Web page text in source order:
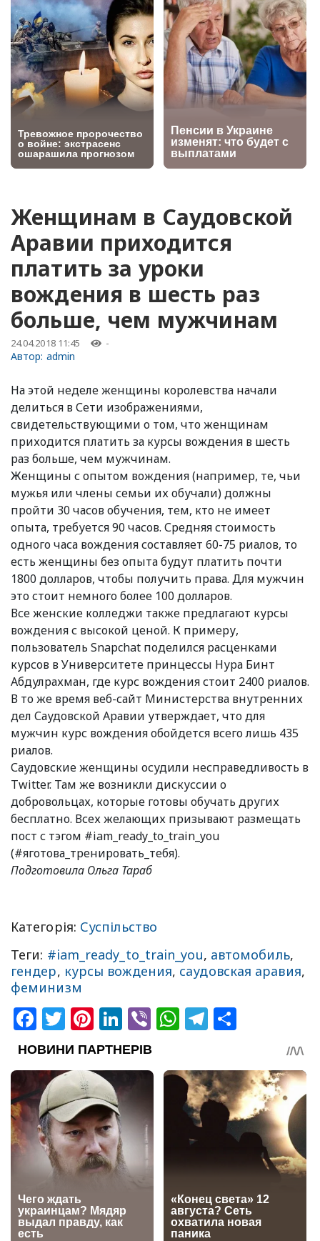
Женщинам в Саудовской
Аравии приходится
платить за уроки
вождения в шесть раз
больше, чем мужчинам
24.04.2018 11:45 -
Автор: admin
На этой неделе женщины королевства начали
делиться в Сети изображениями,
свидетельствующими о том, что женщинам
приходится платить за курсы вождения в шесть
раз больше, чем мужчинам.
Женщины с опытом вождения (например, те, чьи
мужья или члены семьи их обучали) должны
пройти 30 часов обучения, тем, кто не имеет
опыта, требуется 90 часов. Средняя стоимость
одного часа вождения составляет 60-75 риалов, то
есть женщины без опыта будут платить почти
1800 долларов, чтобы получить права. Для мужчин
это стоит немного более 100 долларов.
Все женские колледжи также предлагают курсы
вождения с высокой ценой. К примеру,
пользователь Snapchat поделился расценками
курсов в Университете принцессы Нура Бинт
Абдулрахман, где курс вождения стоит 2400 риалов.
В то же время веб-сайт Министерства внутренних
дел Саудовской Аравии утверждает, что для
мужчин курс вождения обойдется всего лишь 435
риалов.
Саудовские женщины осудили несправедливость в
Twitter. Там же возникли дискуссии о
добровольцах, которые готовы обучать других
бесплатно. Всех желающих призывают размещать
пост с тэгом #iam_ready_to_train_you
(#яготова_тренировать_тебя).
Подготовила Ольга Тараб
Категорія: Суспільство
Теги: #iam_ready_to_train_you, автомобиль,
гендер, курсы вождения, саудовская аравия,
феминизм
Facebook
Twitter
Pinterest
LinkedIn
ViberWhatsApp
Telegram